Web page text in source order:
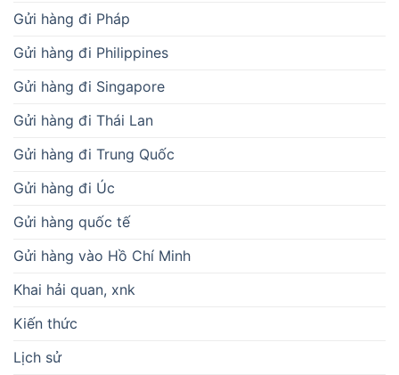
Gửi hàng đi Pháp
Gửi hàng đi Philippines
Gửi hàng đi Singapore
Gửi hàng đi Thái Lan
Gửi hàng đi Trung Quốc
Gửi hàng đi Úc
Gửi hàng quốc tế
Gửi hàng vào Hồ Chí Minh
Khai hải quan, xnk
Kiến thức
Lịch sử